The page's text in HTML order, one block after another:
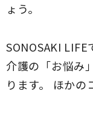
ょう。
SONOSAKI
介護の「お悩み
ります。 ほかの